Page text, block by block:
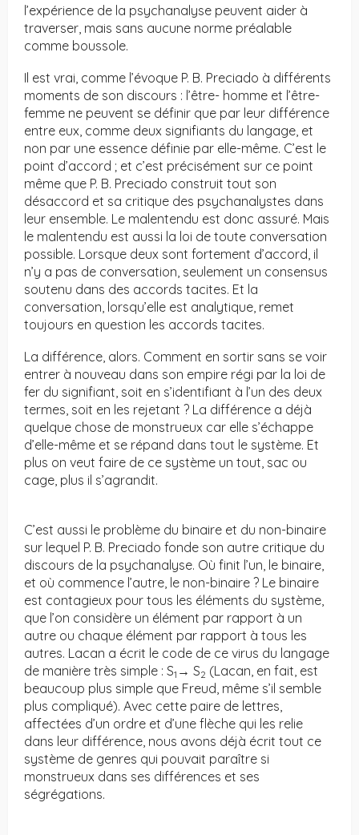
l’expérience de la psychanalyse peuvent aider à
traverser, mais sans aucune norme préalable
comme boussole.
Il est vrai, comme l’évoque P. B. Preciado à différents
moments de son discours : l’être- homme et l’être-
femme ne peuvent se définir que par leur différence
entre eux, comme deux signifiants du langage, et
non par une essence définie par elle-même. C’est le
point d’accord ; et c’est précisément sur ce point
même que P. B. Preciado construit tout son
désaccord et sa critique des psychanalystes dans
leur ensemble. Le malentendu est donc assuré. Mais
le malentendu est aussi la loi de toute conversation
possible. Lorsque deux sont fortement d’accord, il
n’y a pas de conversation, seulement un consensus
soutenu dans des accords tacites. Et la
conversation, lorsqu’elle est analytique, remet
toujours en question les accords tacites.
La différence, alors. Comment en sortir sans se voir
entrer à nouveau dans son empire régi par la loi de
fer du signifiant, soit en s’identifiant à l’un des deux
termes, soit en les rejetant ? La différence a déjà
quelque chose de monstrueux car elle s’échappe
d’elle-même et se répand dans tout le système. Et
plus on veut faire de ce système un tout, sac ou
cage, plus il s’agrandit.
C’est aussi le problème du binaire et du non-binaire
sur lequel P. B. Preciado fonde son autre critique du
discours de la psychanalyse. Où finit l’un, le binaire,
et où commence l’autre, le non-binaire ? Le binaire
est contagieux pour tous les éléments du système,
que l’on considère un élément par rapport à un
autre ou chaque élément par rapport à tous les
autres. Lacan a écrit le code de ce virus du langage
de manière très simple : S1 → S2 (Lacan, en fait, est
beaucoup plus simple que Freud, même s’il semble
plus compliqué). Avec cette paire de lettres,
affectées d’un ordre et d’une flèche qui les relie
dans leur différence, nous avons déjà écrit tout ce
système de genres qui pouvait paraître si
monstrueux dans ses différences et ses
ségrégations.